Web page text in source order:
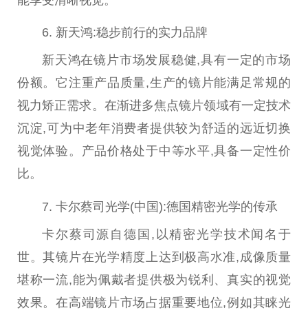
6. 新天鸿:稳步前行的实力品牌
新天鸿在镜片市场发展稳健,具有一定的市场
份额。它注重产品质量,生产的镜片能满足常规的
视力矫正需求。在渐进多焦点镜片领域有一定技术
沉淀,可为中老年消费者提供较为舒适的远近切换
视觉体验。产品价格处于中等水平,具备一定性价
比。
7. 卡尔蔡司光学(中国):德国精密光学的传承
卡尔蔡司源自德国,以精密光学技术闻名于
世。其镜片在光学精度上达到极高水准,成像质量
堪称一流,能为佩戴者提供极为锐利、真实的视觉
效果。在高端镜片市场占据重要地位,例如其睐光